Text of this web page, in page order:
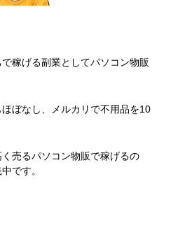
稼げる副業としてパソコン物販
ぼなし、メルカリで不用品を10
売るパソコン物販で稼げるの
です。